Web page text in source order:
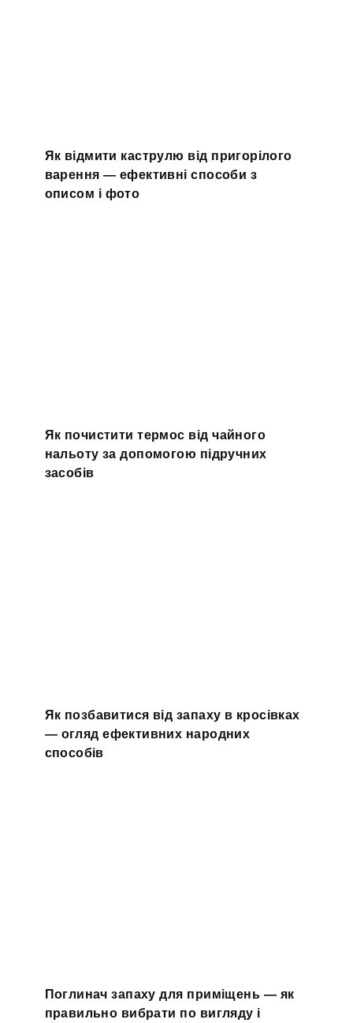
Як відмити каструлю від пригорілого
варення — ефективні способи з
описом і фото
Як почистити термос від чайного
нальоту за допомогою підручних
засобів
Як позбавитися від запаху в кросівках
— огляд ефективних народних
способів
Поглинач запаху для приміщень — як
правильно вибрати по вигляду і